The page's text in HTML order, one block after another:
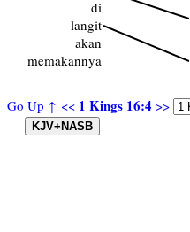
Go Up ↑ << 1 Kings 16:4 >>
di
langit
akan
memakannya